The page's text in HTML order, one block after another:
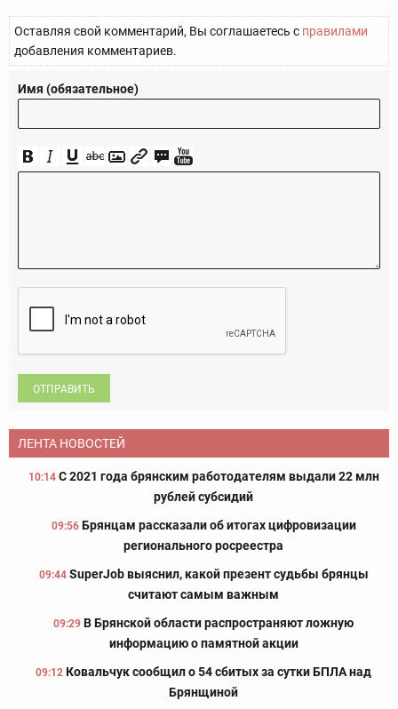
Оставляя свой комментарий, Вы соглашаетесь с правилами
добавления комментариев.
Имя (обязательное)
ОТПРАВИТЬ
ЛЕНТА НОВОСТЕЙ
10:14 С 2021 года брянским работодателям выдали 22 млн
рублей субсидий
09:56 Брянцам рассказали об итогах цифровизации
регионального росреестра
09:44 SuperJob выяснил, какой презент судьбы брянцы
считают самым важным
09:29 В Брянской области распространяют ложную
информацию о памятной акции
09:12 Ковальчук сообщил о 54 сбитых за сутки БПЛА над
Брянщиной